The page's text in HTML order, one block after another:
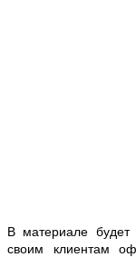
В материале будет
своим клиентам